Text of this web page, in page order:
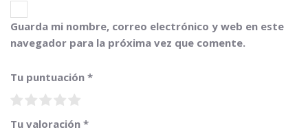
Guarda mi nombre, correo electrónico y web en este
navegador para la próxima vez que comente.
Tu puntuación *
Tu valoración *